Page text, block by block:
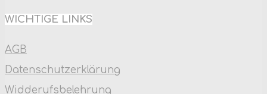
WICHTIGE LINKS
AGB
Datenschutzerklärung
Widderufsbelehrung